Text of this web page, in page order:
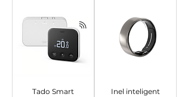
Tado Smart
Inel inteligent